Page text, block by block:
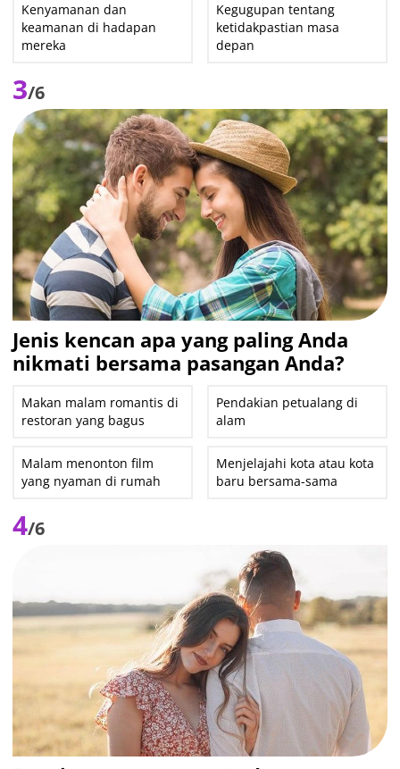
Kenyamanan dan
keamanan di hadapan
mereka
Kegugupan tentang
ketidakpastian masa
depan
3/6
Jenis kencan apa yang paling Anda
nikmati bersama pasangan Anda?
Makan malam romantis di
restoran yang bagus
Pendakian petualang di
alam
Malam menonton film
yang nyaman di rumah
Menjelajahi kota atau kota
baru bersama-sama
4/6